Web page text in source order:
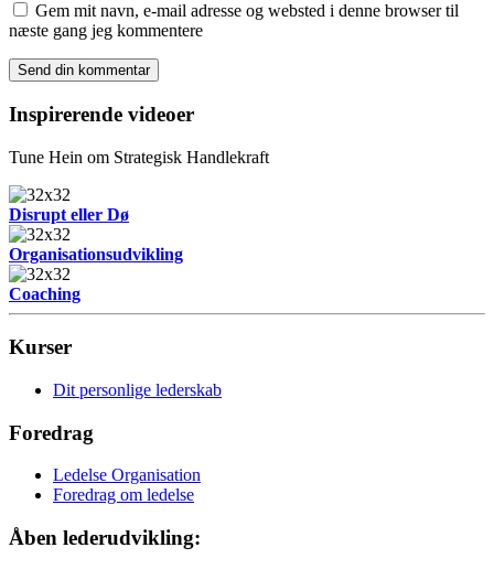
Gem mit navn, e-mail adresse og websted i denne browser til
næste gang jeg kommentere
Inspirerende videoer
Tune Hein om Strategisk Handlekraft
Disrupt eller Dø
Organisationsudvikling
Coaching
Kurser
Dit personlige lederskab
Foredrag
Ledelse Organisation
Foredrag om ledelse
Åben lederudvikling: